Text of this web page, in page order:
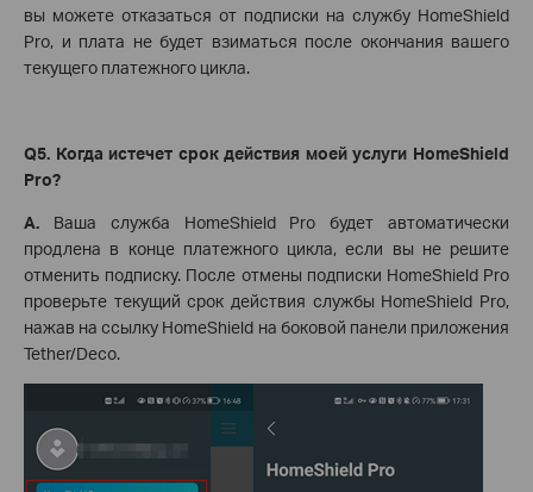
вы можете отказаться от подписки на службу HomeShield
Pro, и плата не будет взиматься после окончания вашего
текущего платежного цикла.
Q5. Когда истечет срок действия моей услуги HomeShield
Pro?
A. Ваша служба HomeShield Pro будет автоматически
продлена в конце платежного цикла, если вы не решите
отменить подписку. После отмены подписки HomeShield Pro
проверьте текущий срок действия службы HomeShield Pro,
нажав на ссылку HomeShield на боковой панели приложения
Tether/Deco.